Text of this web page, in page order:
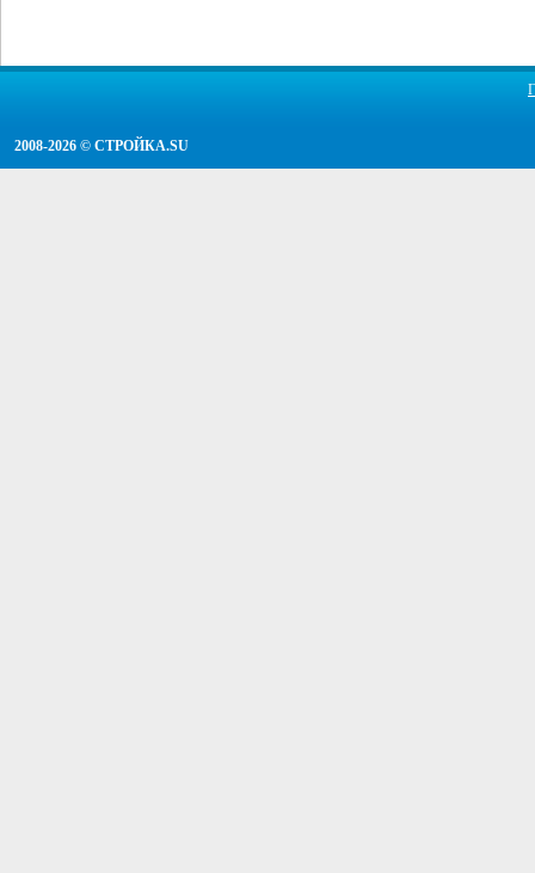
2008-2026 © СТРОЙКА.SU